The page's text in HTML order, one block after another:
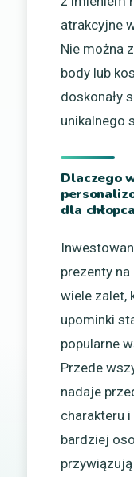
atrakcyjne
Nie można
body lub
doskonały
unikalnego
Dlaczego
dla chłopca
prezenty na
wiele zalet,
upominki
popularne
Przede
nadaje
charakteru
bardziej